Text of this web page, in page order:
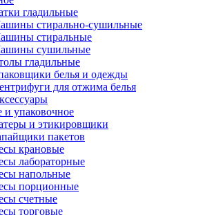
гладильные
стирально-сушильные
стиральные
сушильные
гладильные
белья и одежды
для отжима белья
и упаковочное
и этикировщики
пакетов
крановые
лабораторные
напольные
порционные
счетные
торговые